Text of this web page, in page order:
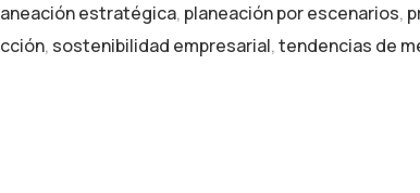
estratégica, planeación por escenarios,
, sostenibilidad empresarial,tendencias de